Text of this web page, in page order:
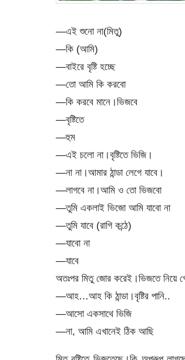
—এই শুনো না(মিতু)
—কি (আমি)
—বাইরে বৃষ্টি হচ্ছে
—তো আমি কি করবো
—কি করবে মানে।ভিজবে
—বৃষ্টিতে
—হুম
—এই চলো না।বৃষ্টিতে ভিজি।
—না না।আমার ঠান্ডা লেগে যাবে।
—লাগবে না।আমি ও তো ভিজবো
—তুমি একলাই ভিজো আমি যাবো না
—তুমি যাবে (রাগি কন্ঠে)
—যাবো না
—যাবে
অতঃপর মিতু জোর করেই।ভিজতে নিয়ে
—আহ…আহ কি ঠান্ডা।বৃষ্টির পানি..
—আসো একসাথে ভিজি
—না, আমি এখানেই ঠিক আছি